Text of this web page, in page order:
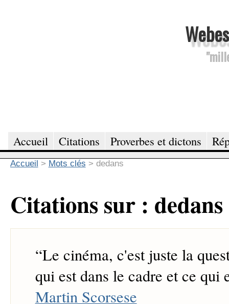
Accueil Citations Proverbes et dictons
Accueil > Mots clés > dedans
Citations sur : dedans
“Le cinéma, c'est juste la
qui est dans le cadre et ce qui
Martin Scorsese